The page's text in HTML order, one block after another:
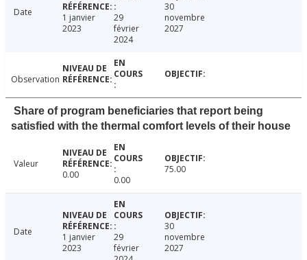
Date
1 janvier
2023
29
février
2024
30
novembre
2027
Observation
Share of program beneficiaries that report being
satisfied with the thermal comfort levels of their house
Valeur
0.00
0.00
75.00
Date
1 janvier
2023
29
février
30
novembre
2027